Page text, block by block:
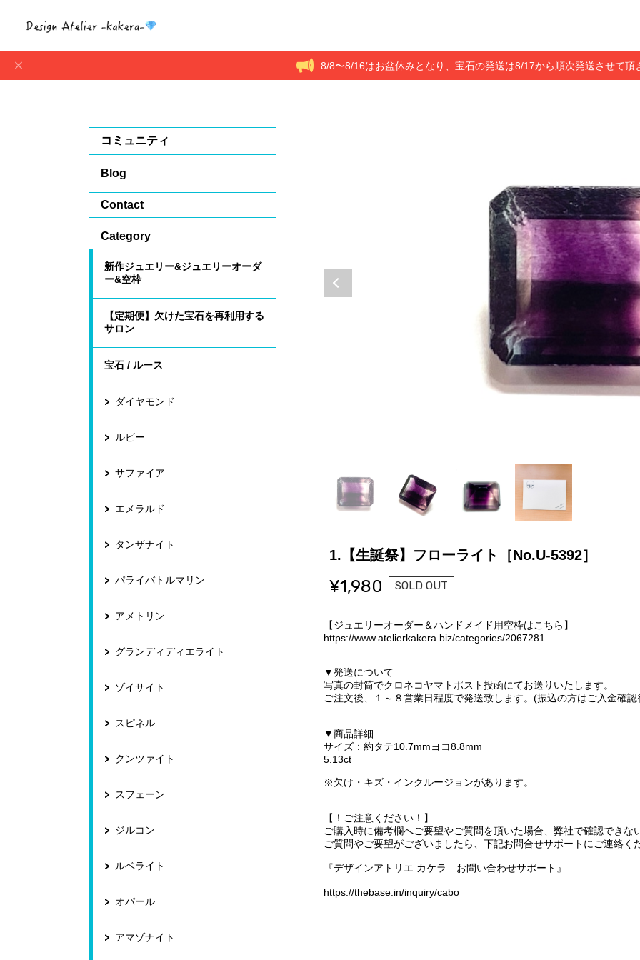
8/8〜8/16はお盆休みとなり、宝石の発送は8/17から順次発送させて頂
コミュニティ
Blog
Contact
Category
新作ジュエリー&ジュエリーオーダ
ー&空枠
【定期便】欠けた宝石を再利用する
サロン
宝石 / ルース
ダイヤモンド
ルビー
サファイア
エメラルド
タンザナイト
パライバトルマリン
アメトリン
グランディディエライト
ゾイサイト
スピネル
クンツァイト
スフェーン
ジルコン
ルベライト
オパール
アマゾナイト
1.【生誕祭】フローライト［No.U-5392］
¥1,980 SOLD OUT
【ジュエリーオーダー＆ハンドメイド用空枠はこちら】
https://www.atelierkakera.biz/categories/2067281
▼発送について
写真の封筒でクロネコヤマトポスト投函にてお送りいたします。
ご注文後、１～８営業日程度で発送致します。(振込の方はご入金確
▼商品詳細
サイズ：約タテ10.7mmヨコ8.8mm
5.13ct
※欠け・キズ・インクルージョンがあります。
【！ご注意ください！】
ご購入時に備考欄へご要望やご質問を頂いた場合、弊社で確認できな
ご質問やご要望がございましたら、下記お問合せサポートにご連絡く
『デザインアトリエ カケラ お問い合わせサポート』
https://thebase.in/inquiry/cabo